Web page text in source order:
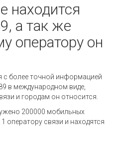
находится
а так же
оператору он
более точной информацией
в международном виде,
и городам он относится.
200000 мобильных
оператору связи и находятся